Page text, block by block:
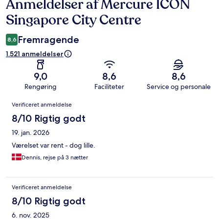
Anmeldelser
Anmeldelser af Mercure ICON
Singapore City Centre
8,6 Fremragende
1.521 anmeldelser
9,0
Rengøring
8,6
Faciliteter
8,6
Service og personale
Anmeldelser
Verificeret anmeldelse
8/10 Rigtig godt
19. jan. 2026
Værelset var rent - dog lille.
Dennis, rejse på 3 nætter
Verificeret anmeldelse
8/10 Rigtig godt
6. nov. 2025